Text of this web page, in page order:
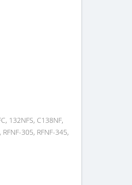
132NFS, C138NF,
305, RFNF-345,